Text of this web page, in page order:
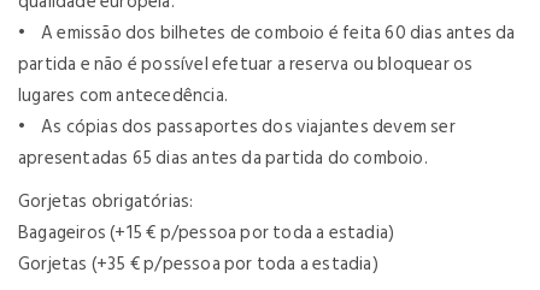
• A emissão dos bilhetes de comboio é feita 60 dias antes da
partida e não é possível efetuar a reserva ou bloquear os
lugares com antecedência.
• As cópias dos passaportes dos viajantes devem ser
apresentadas 65 dias antes da partida do comboio.
Gorjetas obrigatórias:
Bagageiros (+15 € p/pessoa por toda a estadia)
Gorjetas (+35 € p/pessoa por toda a estadia)